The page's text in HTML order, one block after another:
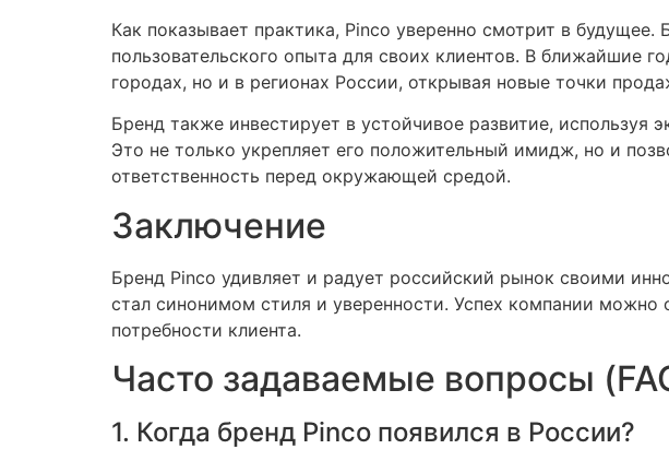
Как показывает практика, Pinco уверенно смотрит в
пользовательского опыта для своих клиентов. В ближайшие
городах, но и в регионах России, открывая новые точки
Бренд также инвестирует в устойчивое развитие,
Это не только укрепляет его положительный имидж, но и
ответственность перед окружающей средой.
Заключение
Бренд Pinco удивляет и радует российский рынок своими
стал синонимом стиля и уверенности. Успех компании можно
потребности клиента.
Часто задаваемые вопросы
1. Когда бренд Pinco появился в России?